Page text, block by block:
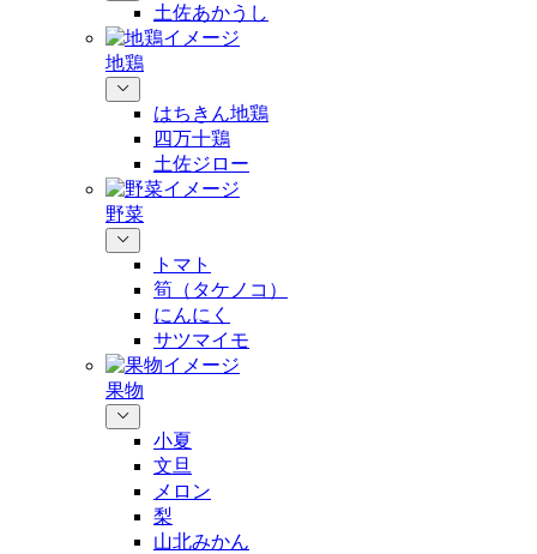
土佐あかうし
地鶏
はちきん地鶏
四万十鶏
土佐ジロー
野菜
トマト
筍（タケノコ）
にんにく
サツマイモ
果物
小夏
文旦
メロン
梨
山北みかん